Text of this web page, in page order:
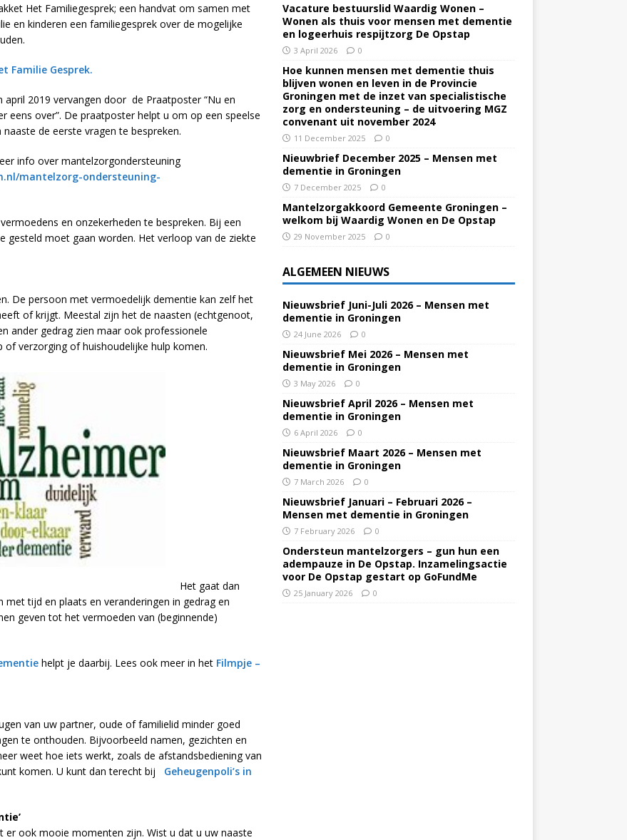
Juni-Juli 2026 – Mensen met dementie in Groningen
Het Familiegesprek; een handvat om samen met
en kinderen een familiegesprek over de mogelijke
Familie Gesprek.
april 2019 vervangen door de Praatposter “Nu en
eens over”. De praatposter helpt u om op een speelse
de eerste vragen te bespreken.
info over mantelzorgondersteuning
mantelzorg-ondersteuning-
en onzekerheden te bespreken. Bij een
moet gaan worden. Het verloop van de ziekte
De persoon met vermoedelijk dementie kan zelf het
of krijgt. Meestal zijn het de naasten (echtgenoot,
ander gedrag zien maar ook professionele
of verzorging of huishoudelijke hulp komen.
Het gaat dan
tijd en plaats en veranderingen in gedrag en
geven tot het vermoeden van (beginnende)
helpt je daarbij. Lees ook meer in het Filmpje –
van uw partner, oude of familielid minder goed
te onthouden. Bijvoorbeeld namen, gezichten en
weet hoe iets werkt, zoals de afstandsbediening van
komen. U kunt dan terecht bij Geheugenpoli’s in
er ook mooie momenten zijn. Wist u dat u uw naaste
Vacature bestuurslid Waardig Wonen –
Wonen als thuis voor mensen met dementie
en logeerhuis respijtzorg De Opstap
3 April 2026 0
Hoe kunnen mensen met dementie thuis
blijven wonen en leven in de Provincie
Groningen met de inzet van specialistische
zorg en ondersteuning – de uitvoering MGZ
convenant uit november 2024
11 December 2025 0
Nieuwbrief December 2025 – Mensen met
dementie in Groningen
7 December 2025 0
Mantelzorgakkoord Gemeente Groningen –
welkom bij Waardig Wonen en De Opstap
29 November 2025 0
ALGEMEEN NIEUWS
Nieuwsbrief Juni-Juli 2026 – Mensen met
dementie in Groningen
24 June 2026 0
Nieuwsbrief Mei 2026 – Mensen met
dementie in Groningen
3 May 2026 0
Nieuwsbrief April 2026 – Mensen met
dementie in Groningen
6 April 2026 0
Nieuwsbrief Maart 2026 – Mensen met
dementie in Groningen
7 March 2026 0
Nieuwsbrief Januari – Februari 2026 –
Mensen met dementie in Groningen
7 February 2026 0
Ondersteun mantelzorgers – gun hun een
adempauze in De Opstap. Inzamelingsactie
voor De Opstap gestart op GoFundMe
25 January 2026 0